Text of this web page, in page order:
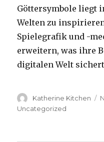
Göttersymbole liegt
Welten zu
Spielegrafik und -
erweitern, was ihre
digitalen Welt
Author
Katherine Kitchen
Uncategorized